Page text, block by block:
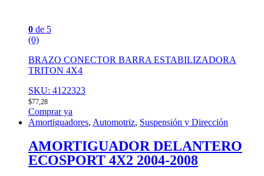
0 de 5
(0)
BRAZO CONECTOR BARRA ESTABILIZADORA
TRITON 4X4
SKU: 4122323
$77,28
Comprar ya
Amortiguadores, Automotriz, Suspensión y Dirección
AMORTIGUADOR DELANTERO
ECOSPORT 4X2 2004-2008